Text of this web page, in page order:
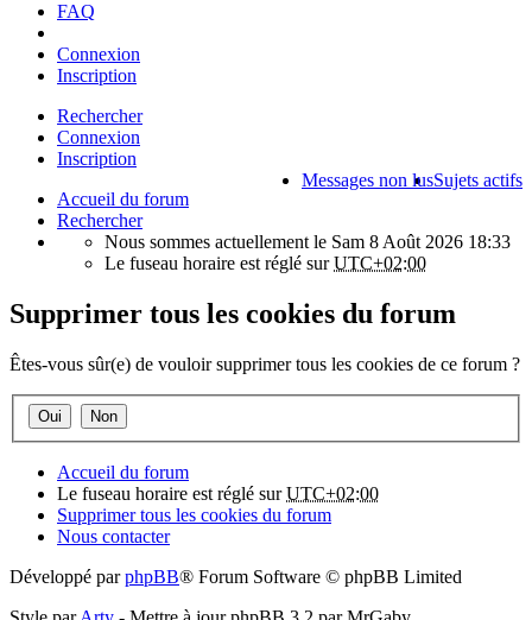
FAQ
Connexion
Inscription
Rechercher
Connexion
Inscription
Sujets actifs
Messages non lus
Accueil du forum
Rechercher
Nous sommes actuellement le Sam 8 Août 2026 18:33
Le fuseau horaire est réglé surUTC+02:00
Supprimer tous les cookies du forum
Êtes-vous sûr(e) de vouloir supprimer tous les cookies de ce forum ?
Accueil du forum
Le fuseau horaire est réglé surUTC+02:00
Supprimer tous les cookies du forum
Nous contacter
Développé parphpBB® Forum Software © phpBB Limited